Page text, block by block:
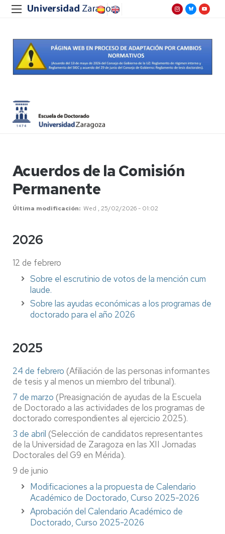
Acuerdos de la Comisión
Permanente
Última modificación Wed , 25/02/2026 - 01:02
2026
12 de febrero
Sobre el escrutinio de votos de la mención cum
laude.
Sobre las ayudas económicas a los programas de
doctorado para el año 2026
2025
24 de febrero (Afiliación de las personas informantes
de tesis y al menos un miembro del tribunal).
7 de marzo (Preasignación de ayudas de la Escuela
de Doctorado a las actividades de los programas de
doctorado correspondientes al ejercicio 2025).
3 de abril (Selección de candidatos representantes
de la Universidad de Zaragoza en las XII Jornadas
Doctorales del G9 en Mérida).
9 de junio
Modificaciones a la propuesta de Calendario
Académico de Doctorado, Curso 2025-2026
Aprobación del Calendario Académico de
Doctorado, Curso 2025-2026